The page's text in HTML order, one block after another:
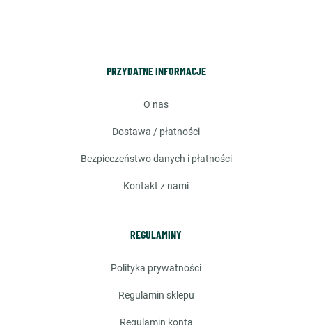
PRZYDATNE INFORMACJE
o nas
dostawa / płatności
bezpieczeństwo danych i płatności
kontakt z nami
REGULAMINY
polityka prywatności
regulamin sklepu
regulamin konta